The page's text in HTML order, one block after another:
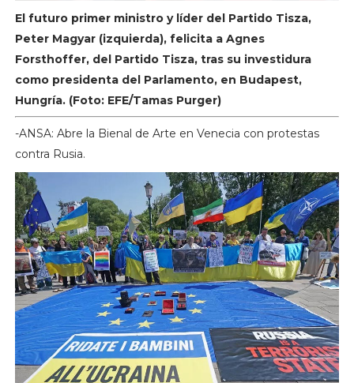
El futuro primer ministro y líder del Partido Tisza,
Peter Magyar (izquierda), felicita a Agnes
Forsthoffer, del Partido Tisza, tras su investidura
como presidenta del Parlamento, en Budapest,
Hungría. (Foto: EFE/Tamas Purger)
-ANSA: Abre la Bienal de Arte en Venecia con protestas
contra Rusia.